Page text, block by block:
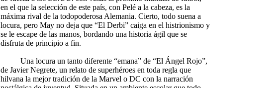
en el que la selección de este país, con Pelé a la cabeza, es la
máxima rival de la todopoderosa Alemania. Cierto, todo suena a
locura, pero May no deja que “El Derbi” caiga en el histrionismo y
se le escape de las manos, bordando una historia ágil que se
disfruta de principio a fin.
Una locura un tanto diferente “emana” de “El Ángel Rojo”,
de Javier Negrete, un relato de superhéroes en toda regla que
hilvana la mejor tradición de la Marvel o DC con la narración